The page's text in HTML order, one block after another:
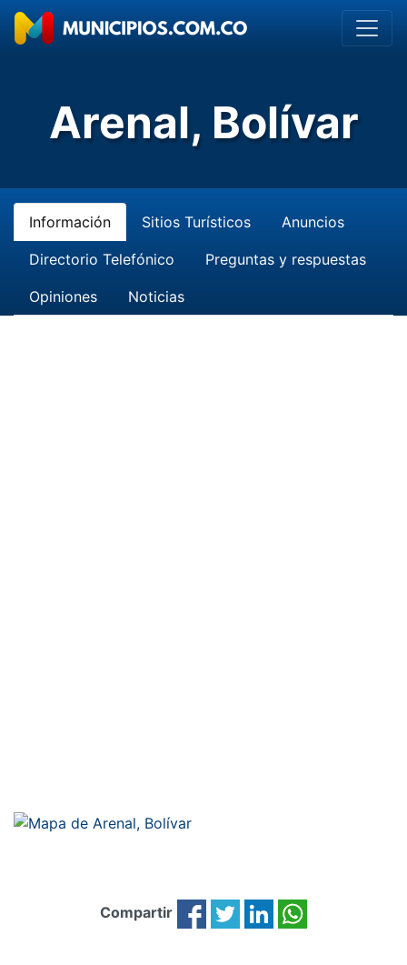
Arenal, Bolívar
Información Sitios Turísticos Anuncios
Directorio Telefónico Preguntas y respuestas
Opiniones Noticias
Compartir